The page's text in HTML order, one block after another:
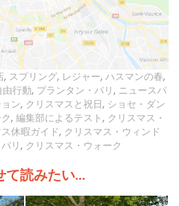
, スプリング, レジャー, ハスマンの春,
由行動, プランタン・パリ, ニュースパ
ン, クリスマスと祝日, ショセ・ダン
, 編集部によるテスト, クリスマス・
休暇ガイド, クリスマス・ウィンド
パリ, クリスマス・ウォーク
て読みたい...